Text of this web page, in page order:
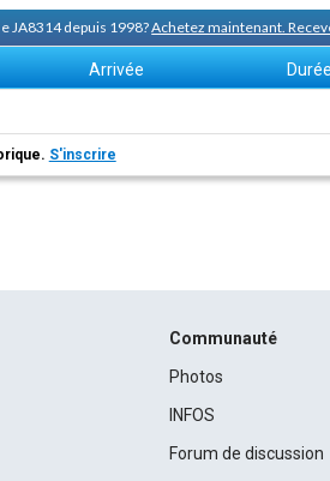
JA8314 depuis 1998?Achetez maintenant.
Arrivée Durée
S'inscrire
Communauté
Photos
INFOS
Forum de discussion